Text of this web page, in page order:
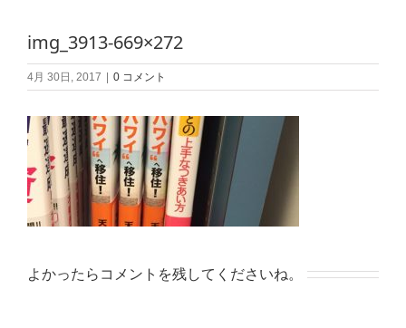
img_3913-669×272
4月 30日, 2017 0 コメント
よかったらコメントを残してくださいね。